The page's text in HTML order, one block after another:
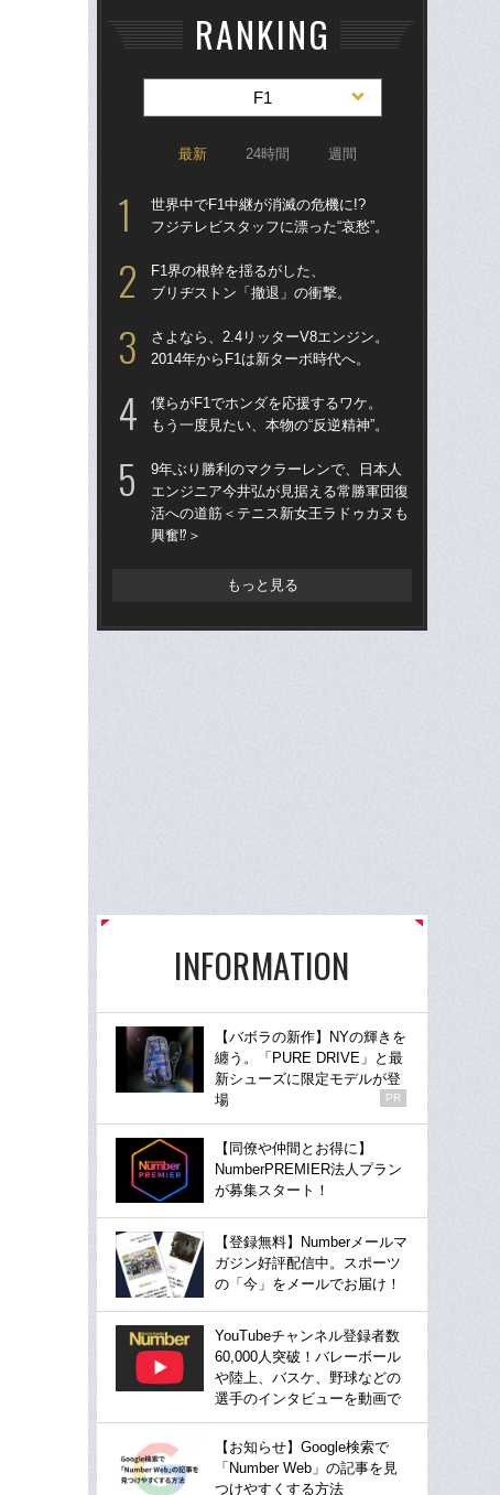
RANKING
F1
最新 24時間 週間
世界中でF1中継が消滅の危機に!?
フジテレビスタッフに漂った“哀愁”。
F1界の根幹を揺るがした、
ブリヂストン「撤退」の衝撃。
さよなら、2.4リッターV8エンジン。
2014年からF1は新ターボ時代へ。
僕らがF1でホンダを応援するワケ。
もう一度見たい、本物の“反逆精神”。
9年ぶり勝利のマクラーレンで、日本人
エンジニア今井弘が見据える常勝軍団復
活への道筋＜テニス新女王ラドゥカヌも
興奮⁉＞
もっと見る
INFORMATION
【バボラの新作】NYの輝きを
纏う。「PURE DRIVE」と最
新シューズに限定モデルが登
場
PR
【同僚や仲間とお得に】
NumberPREMIER法人プラン
が募集スタート！
【登録無料】Numberメールマ
ガジン好評配信中。スポーツ
の「今」をメールでお届け！
YouTubeチャンネル登録者数
60,000人突破！バレーボール
や陸上、バスケ、野球などの
選手のインタビューを動画で
【お知らせ】Google検索で
「Number Web」の記事を見
つけやすくする方法